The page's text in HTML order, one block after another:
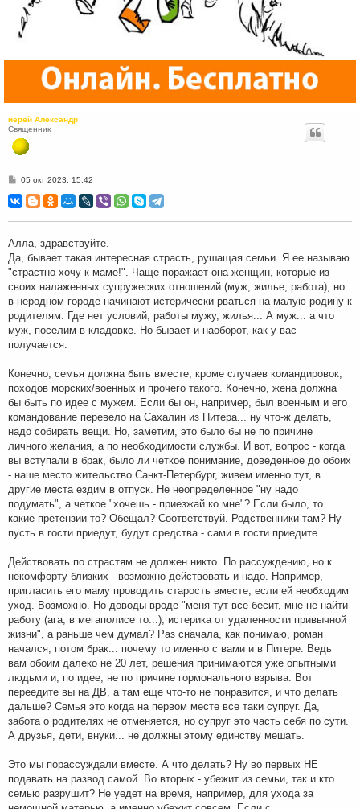
иерей Александр
Священник
С
о
б
и
е
05 окт 2023, 15:42
Алла, здравствуйте.
Да, бывает такая интересная страсть, рушащая семьи. Я ее называю
"страстно хочу к маме!". Чаще поражает она женщин, которые из
своих налаженных супружеских отношений (муж, жилье, работа), но
в неродном городе начинают истерически рваться на малую родину к
родителям. Где нет условий, работы мужу, жилья... А муж... а что
муж, поселим в кладовке. Но бывает и наоборот, как у вас
получается.
Конечно, семья должна быть вместе, кроме случаев командировок,
походов морских/военных и прочего такого. Конечно, жена должна
бы быть по идее с мужем. Если бы он, например, был военным и его
командование перевело на Сахалин из Питера... ну что-ж делать,
надо собирать вещи. Но, заметим, это было бы не по причине
личного желания, а по необходимости службы. И вот, вопрос - когда
вы вступали в брак, было ли четкое понимание, доведенное до обоих
- наше место жительство Санкт-Петербург, живем именно тут, в
другие места ездим в отпуск. Не неопределенное "ну надо
подумать", а четкое "хочешь - приезжай ко мне"? Если было, то
какие претензии то? Обещал? Соответствуй. Родственники там? Ну
пусть в гости приедут, будут средства - сами в гости приедите.
Действовать по страстям не должен никто. По рассуждению, но к
некомфорту близких - возможно действовать и надо. Например,
пригласить его маму проводить старость вместе, если ей необходим
уход. Возможно. Но доводы вроде "меня тут все бесит, мне не найти
работу (ага, в мегаполисе то...), истерика от удаленности привычной
жизни", а раньше чем думал? Раз сначала, как понимаю, роман
начался, потом брак... почему то именно с вами и в Питере. Ведь
вам обоим далеко не 20 лет, решения принимаются уже опытными
людьми и, по идее, не по причине гормонального взрыва. Вот
переедите вы на ДВ, а там еще что-то не понравится, и что делать
дальше? Семья это когда на первом месте все таки супруг. Да,
забота о родителях не отменяется, но супруг это часть себя по сути.
А друзья, дети, внуки... не должны этому единству мешать.
Это мы порассуждали вместе. А что делать? Ну во первых НЕ
подавать на развод самой. Во вторых - убежит из семьи, так и кто
семью разрушит? Не уедет на время, например, для ухода за